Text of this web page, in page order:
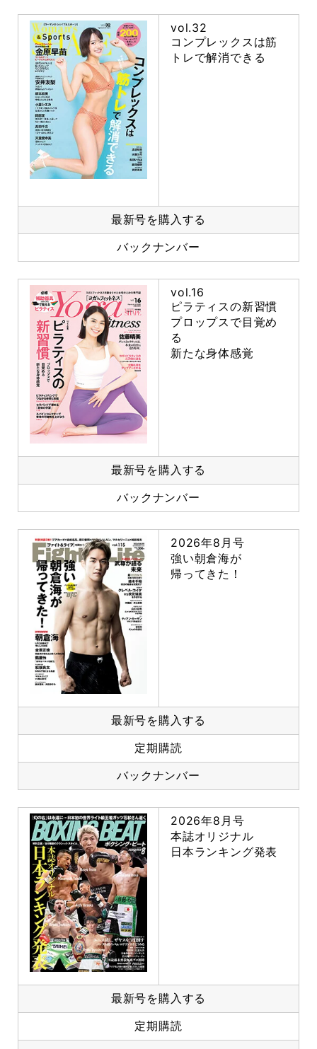
vol.32
コンプレックスは筋
トレで解消できる
最新号を購入する
バックナンバー
vol.16
ピラティスの新習慣
プロップスで目覚め
る
新たな身体感覚
最新号を購入する
バックナンバー
2026年8月号
強い朝倉海が
帰ってきた！
最新号を購入する
定期購読
バックナンバー
2026年8月号
本誌オリジナル
日本ランキング発表
最新号を購入する
定期購読